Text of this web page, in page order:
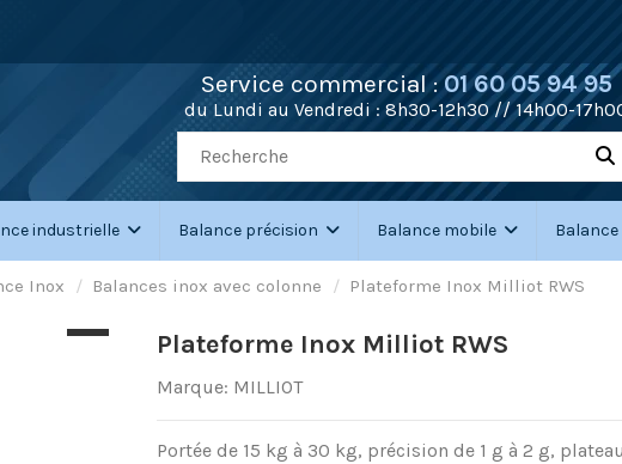
Service commercial :01 60 05 94 95
du Lundi au Vendredi : 8h30-12h30 // 14h00-
industrielle Balance précision Balance mobile
Inox Balances inox avec colonne Plateforme Inox Milliot RWS
Plateforme Inox Milliot RWS
Marque: MILLIOT
Portée de 15 kg à 30 kg, précision de 1 g à 2 g,